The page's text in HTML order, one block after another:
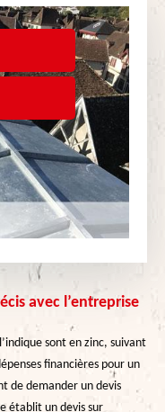
avec l’entreprise
sont en zinc, suivant
financières pour un
de demander un devis
établit un devis sur